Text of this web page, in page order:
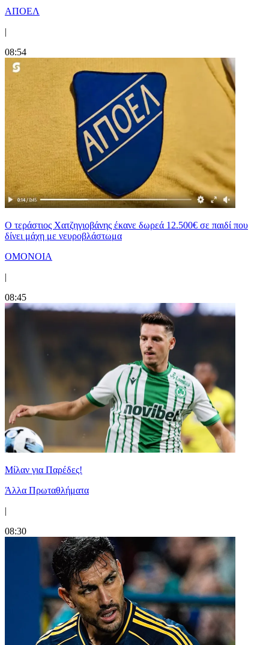
ΑΠΟΕΛ
|
08:54
Ο τεράστιος Χατζηγιοβάνης έκανε δωρεά 12.500€ σε παιδί που
δίνει μάχη με νευροβλάστωμα
ΟΜΟΝΟΙΑ
|
08:45
Μίλαν για Παρέδες!
Άλλα Πρωταθλήματα
|
08:30